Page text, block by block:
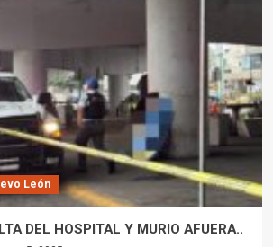
León
DEL HOSPITAL Y MURIO AFUERA..